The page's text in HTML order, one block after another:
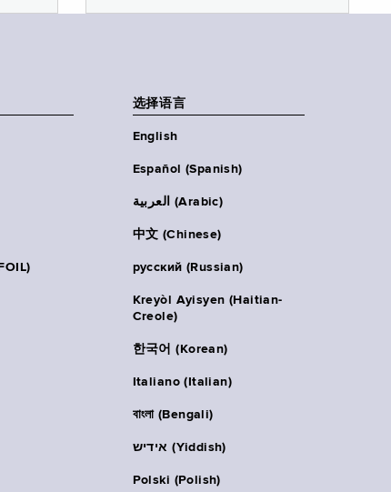
选择语言
English
Español (Spanish)
العربية (Arabic)
中文 (Chinese)
русский (Russian)
Kreyòl Ayisyen (Haitian-
Creole)
한국어 (Korean)
Italiano (Italian)
বাংলা (Bengali)
אידיש (Yiddish)
Polski (Polish)